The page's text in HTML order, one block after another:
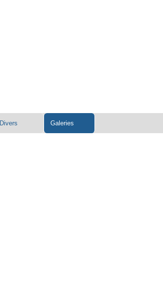
Divers Galeries